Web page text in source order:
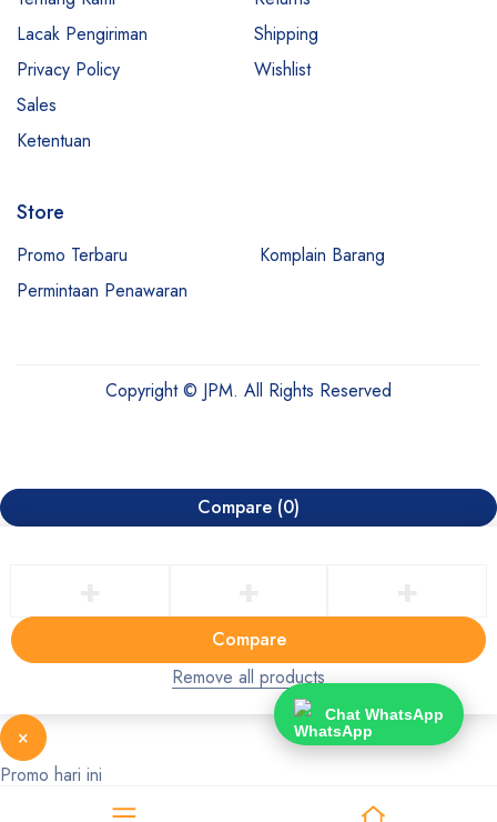
Lacak Pengiriman
Privacy Policy
Sales
Ketentuan
Shipping
Wishlist
Store
Promo Terbaru
Komplain Barang
Permintaan Penawaran
Copyright © JPM. All Rights Reserved
Compare (0)
Compare
Remove all products
×
Promo hari ini
Chat WhatsApp